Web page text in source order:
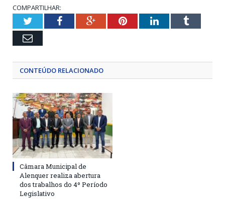
COMPARTILHAR:
TwitterFacebookGoogle+PinterestLinkedInTumblr
Email
CONTEÚDO RELACIONADO
Câmara Municipal de
Alenquer realiza abertura
dos trabalhos do 4º Período
Legislativo